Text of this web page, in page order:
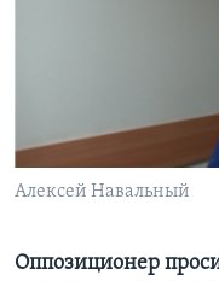
Алексей Навальный
Оппозиционер